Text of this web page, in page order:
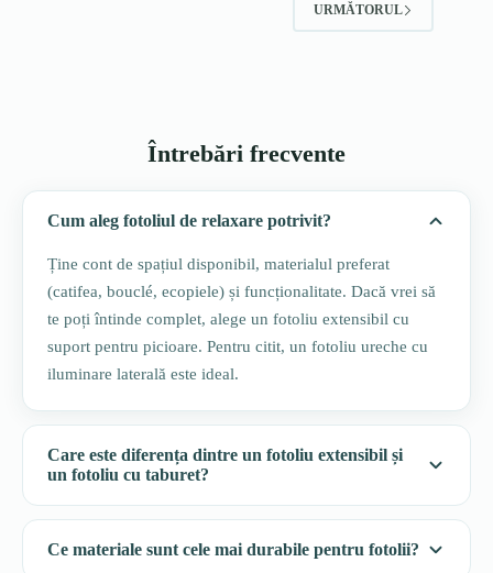
URMĂTORUL
Întrebări frecvente
Cum aleg fotoliul de relaxare potrivit?
Ține cont de spațiul disponibil, materialul preferat
(catifea, bouclé, ecopiele) și funcționalitate. Dacă vrei să
te poți întinde complet, alege un fotoliu extensibil cu
suport pentru picioare. Pentru citit, un fotoliu ureche cu
iluminare laterală este ideal.
Care este diferența dintre un fotoliu extensibil și
un fotoliu cu taburet?
Ce materiale sunt cele mai durabile pentru fotolii?